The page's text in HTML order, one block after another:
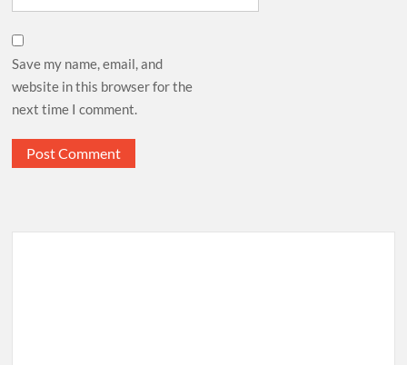
Save my name, email, and
website in this browser for the
next time I comment.